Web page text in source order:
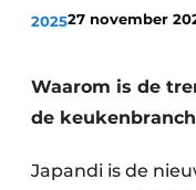
202527 november
Waarom is de
de
Japandi is de